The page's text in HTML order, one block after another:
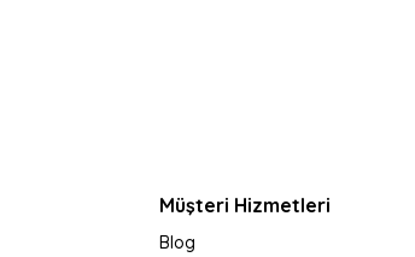
Müşteri Hizmetleri
Blog